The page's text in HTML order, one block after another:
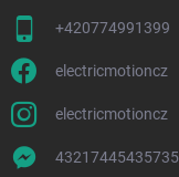
+420774991399
electricmotioncz
electricmotioncz